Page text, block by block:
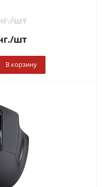
/шт
/шт
В корзину